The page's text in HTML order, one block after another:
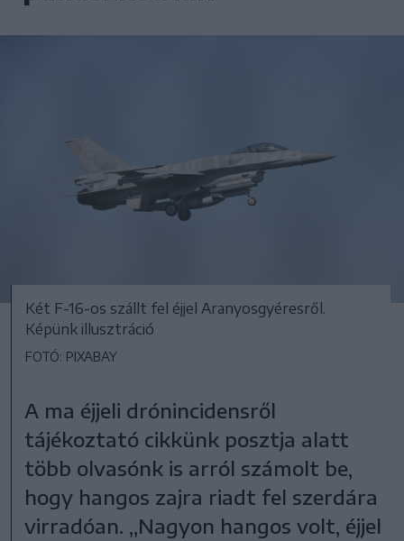
Két F-16-os szállt fel éjjel Aranyosgyéresről.
Képünk illusztráció
FOTÓ: PIXABAY
A ma éjjeli drónincidensről
tájékoztató cikkünk posztja alatt
több olvasónk is arról számolt be,
hogy hangos zajra riadt fel szerdára
virradóan. „Nagyon hangos volt, éjjel